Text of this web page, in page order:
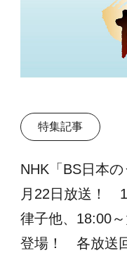
特集記事
NHK「BS日本
月22日放送！
律子他、18:00
登場！ 各放送